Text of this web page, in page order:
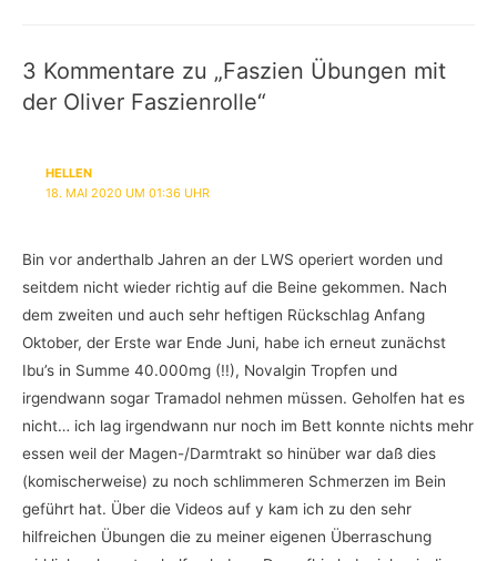
3 Kommentare zu „Faszien Übungen mit
der Oliver Faszienrolle“
HELLEN
18. MAI 2020 UM 01:36 UHR
Bin vor anderthalb Jahren an der LWS operiert worden und
seitdem nicht wieder richtig auf die Beine gekommen. Nach
dem zweiten und auch sehr heftigen Rückschlag Anfang
Oktober, der Erste war Ende Juni, habe ich erneut zunächst
Ibu’s in Summe 40.000mg (!!), Novalgin Tropfen und
irgendwann sogar Tramadol nehmen müssen. Geholfen hat es
nicht… ich lag irgendwann nur noch im Bett konnte nichts mehr
essen weil der Magen-/Darmtrakt so hinüber war daß dies
(komischerweise) zu noch schlimmeren Schmerzen im Bein
geführt hat. Über die Videos auf y kam ich zu den sehr
hilfreichen Übungen die zu meiner eigenen Überraschung